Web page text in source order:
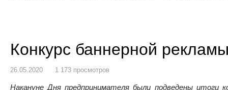
Конкурс баннерной
26.05.2020 1 173 просмотров
Накануне Дня предпринимателя были подведены итоги